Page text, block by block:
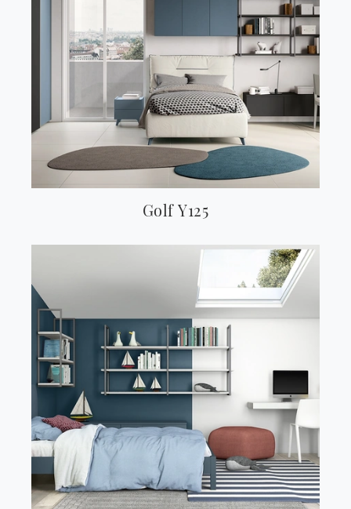
Golf Y125